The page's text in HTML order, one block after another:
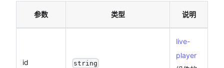
参数 类型 说明
id string
live-
player